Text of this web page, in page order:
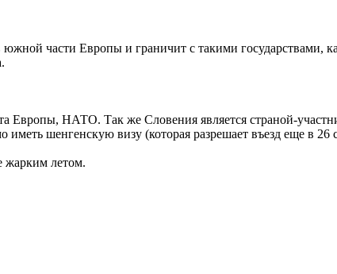
части Европы и граничит с такими государствами,
НАТО. Так же Словения является страной-
шенгенскую визу (которая разрешает въезд еще в 26
жарким летом.